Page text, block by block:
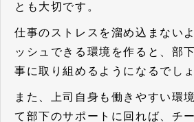
とも大切です。
仕事のストレスを溜め込まない
ッシュできる環境を作ると、部
事に取り組めるようになるでしょ
また、上司自身も働きやすい環
て部下のサポートに回れば、チ